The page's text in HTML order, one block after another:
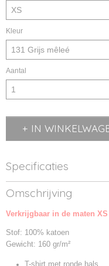
Kleur
Aantal
IN
Specificaties
Productcode
2114008-131
Productcode leverancier
Omschrijving
Verkrijgbaar in de maten
Stof: 100% katoen
Gewicht: 160 gr/m²
T-shirt met ronde hals